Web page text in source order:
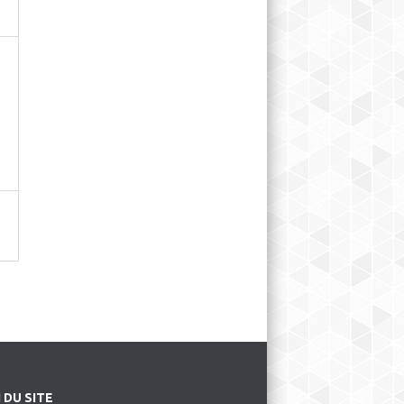
DU SITE